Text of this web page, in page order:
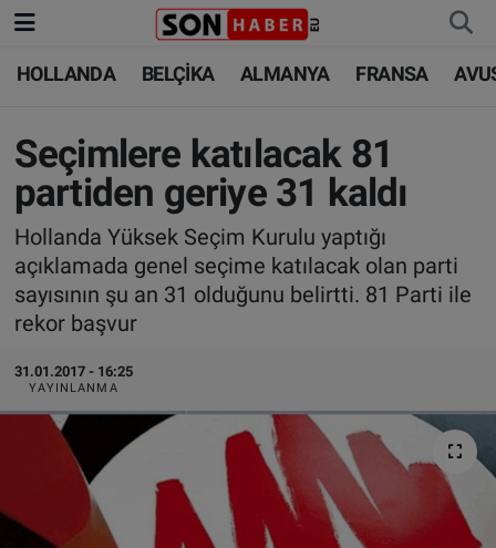
HOLLANDA BELÇİKA ALMANYA FRANSA
Seçimlere katılacak 81
partiden geriye 31 kaldı
Hollanda Yüksek Seçim Kurulu yaptığı
açıklamada genel seçime katılacak olan parti
sayısının şu an 31 olduğunu belirtti. 81 Parti ile
rekor başvur
31.01.2017 - 16:25
YAYINLANMA
HOLLANDA
BELÇİKA
ALMANYA
FRANSA
AVUSTURYA
SAĞLIK - YAŞAM
BİLİM-TEKNOLOJİ
HOLLANDA
BELÇİKA
ALMANYA
TÜRKİYE
DÜNYA
BİLİM-TEKNOLOJİ
SAĞLIK
FOTO GALERİ
VIDEO GALERİ
Nöbetçi Eczaneler
Hava Durumu
Trafik Durumu
Süper Lig Puan Durumu ve Fikstür
Tüm Manşetler
Son Dakika Haberleri
Haber Arşivi